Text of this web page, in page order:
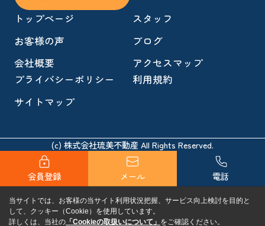
トップページ
スタッフ
お客様の声
ブログ
会社概要
アクセスマップ
プライバシーポリシー
利用規約
サイトマップ
(c) 株式会社琉美不動産 All Rights Reserved.
会員登録 メール 電話
当サイトでは、お客様の当サイト利用状況把握、サービス向上検討を目的と
して、クッキー（Cookie）を使用しています。
詳しくは、当社の 「Cookieの取扱いについて」 をご確認ください。